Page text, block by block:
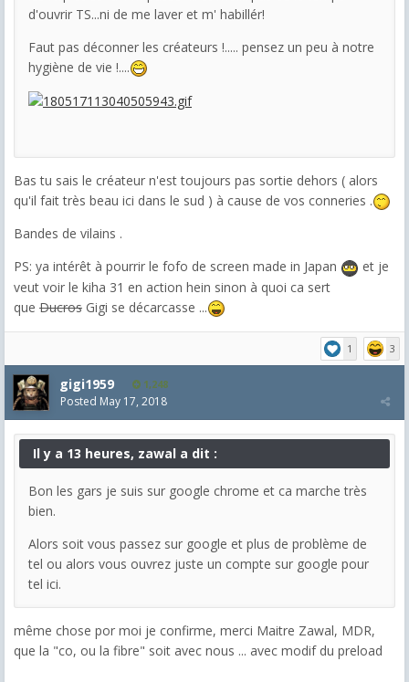
d'ouvrir TS...ni de me laver et m' habillér!
Faut pas déconner les créateurs !..... pensez un peu à notre
hygiène de vie !....
Bas tu sais le créateur n'est toujours pas sortie dehors ( alors
qu'il fait très beau ici dans le sud ) à cause de vos conneries .
Bandes de vilains .
PS: ya intérêt à pourrir le fofo de screen made in Japan
et je
veut voir le kiha 31 en action hein sinon à quoi ca sert
que Ducros Gigi se décarcasse ...
1 3
gigi1959 1,248
Posted May 17, 2018
Il y a 13 heures, zawal a dit :
Bon les gars je suis sur google chrome et ca marche très
bien.
Alors soit vous passez sur google et plus de problème de
tel ou alors vous ouvrez juste un compte sur google pour
tel ici.
même chose por moi je confirme, merci Maitre Zawal, MDR,
que la "co, ou la fibre" soit avec nous ... avec modif du preload